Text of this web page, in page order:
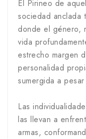
El Pirineo de
sociedad anclada
donde el género,
vida
estrecho margen
personalidad
sumergida a
Las
las llevan a
armas,